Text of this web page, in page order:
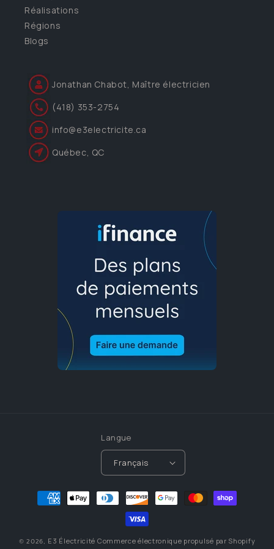
Réalisations
Régions
Blogs
Jonathan Chabot, Maître électricien
(418) 353-2754
info@e3electricite.ca
Québec, QC
Langue
Français
Moyens
© 2026, E3 Électricité Commerce électronique propulsé par Shopify